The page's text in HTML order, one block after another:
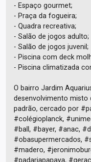
- Espaço gourmet;
- Praça da fogueira;
- Quadra recreativa;
- Salão de jogos adulto;
- Salão de jogos juvenil;
- Piscina com deck
- Piscina climatizada
O bairro Jardim
desenvolvimento misto
padrão, cercado por
#colégioplanck,
#ball, #bayer, #anac,
#obasupermercados,
#madero,
#padariapapaya,